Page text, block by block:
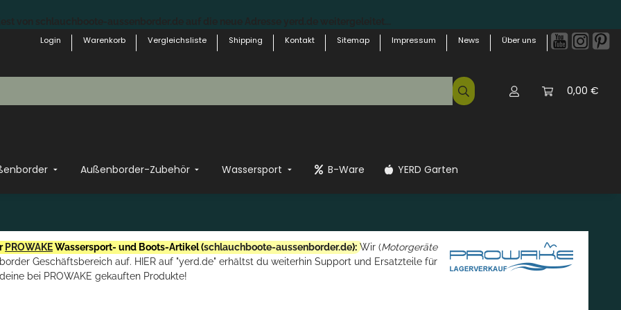
Login
Warenkorb Vergleichsliste Shipping Kontakt Sitemap Impressum News Über uns
0,00 €
Außenborder-Zubehör Wassersport B-Ware YERD Garten
PROWAKEWassersport- und Boots-Artikel (schlauchboote-aussenborder.de): Wir (Motorgeräte
Geschäftsbereich auf. HIER auf "yerd.de" erhältst du weiterhin Support und Ersatzteile für
deine bei PROWAKE gekauften Produkte!